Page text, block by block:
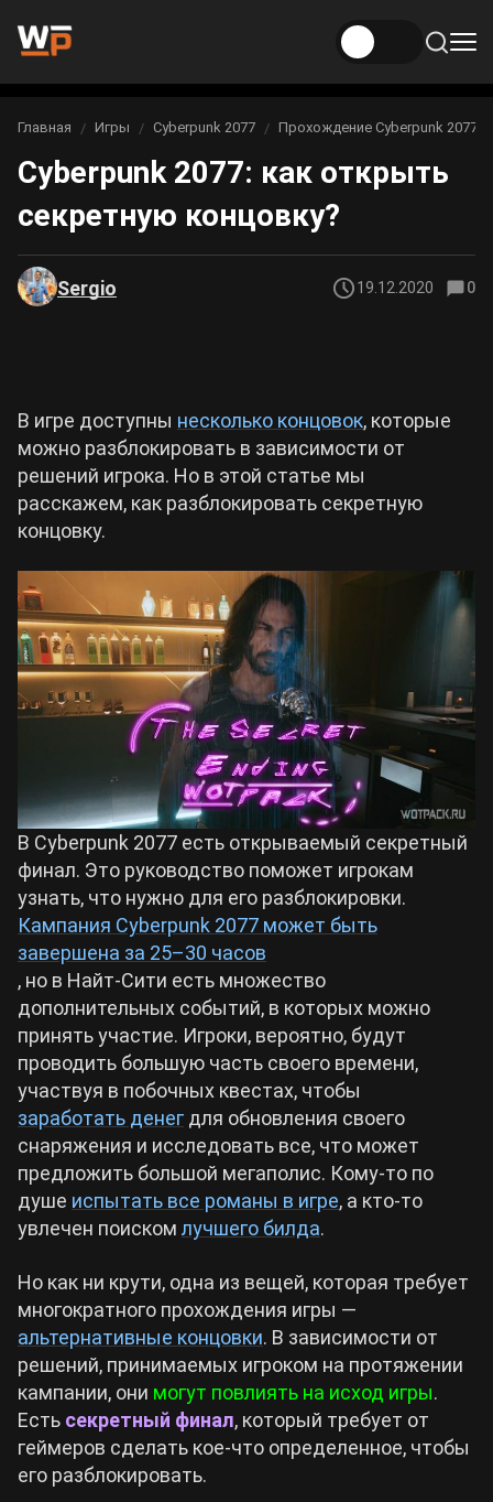
Новости
Новости Genshin Impact
Новости Honkai: Star Rail
Новости Zenless Zone Zero
Игры
Genshin Impact
Honkai: Star Rail
Gothic 1 Remake
Arknights: Endfield
Zenless Zone Zero
Kingdom Come: Deliverance 2
Path of Exile 2
Wuthering Waves
Roblox
Hogwarts Legacy
Cyberpunk 2077
Все игры
Билды
Билды Genshin Impact
Билды Neverness to Everness
Билды Arknights: Endfield
Билды Wuthering Waves
Билды Cyberpunk 2077
Билды Path of Exile 2
Интересное
Фильмы и сериалы
Вы здесь:
Главная Игры Cyberpunk 2077 Прохождение Cyberpunk 2077
Cyberpunk 2077: как открыть
секретную концовку?
Sergio 19.12.2020 0
В игре доступны несколько концовок, которые
можно разблокировать в зависимости от
решений игрока. Но в этой статье мы
расскажем, как разблокировать секретную
концовку.
В Cyberpunk 2077 есть открываемый секретный
финал. Это руководство поможет игрокам
узнать, что нужно для его разблокировки.
Кампания Cyberpunk 2077 может быть
завершена за 25–30 часов
, но в Найт-Сити есть множество
дополнительных событий, в которых можно
принять участие. Игроки, вероятно, будут
проводить большую часть своего времени,
участвуя в побочных квестах, чтобы
заработать денег для обновления своего
снаряжения и исследовать все, что может
предложить большой мегаполис. Кому-то по
душе испытать все романы в игре, а кто-то
увлечен поиском лучшего билда.
Но как ни крути, одна из вещей, которая требует
многократного прохождения игры —
альтернативные концовки. В зависимости от
решений, принимаемых игроком на протяжении
кампании, они могут повлиять на исход игры.
Есть секретный финал, который требует от
геймеров сделать кое-что определенное, чтобы
его разблокировать.